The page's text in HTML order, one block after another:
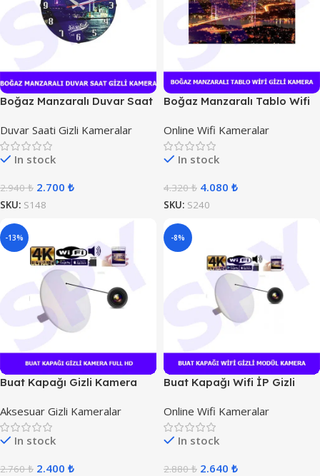
Boğaz Manzaralı Duvar Saat
Duvar Saati Gizli Kameralar
In stock
2.940₺ 2.700 ₺
SKU: S148
Boğaz Manzaralı Tablo Wifi
Online Wifi Kameralar
In stock
4.320₺ 4.080 ₺
SKU: S240
-13%
Buat Kapağı Gizli Kamera
Aksesuar Gizli Kameralar
In stock
2.760₺ 2.400 ₺
-8%
Buat Kapağı Wifi İP Gizli
Online Wifi Kameralar
In stock
2.880₺ 2.640 ₺